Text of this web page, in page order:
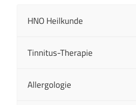
HNO Heilkunde
Tinnitus-Therapie
Allergologie